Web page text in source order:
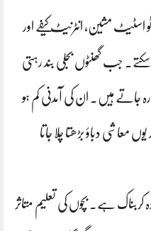
اسٹیٹ مشین، انٹرنیٹ کیفے اور
سکتے۔ جب گھنٹوں بجلی بند رہتی
رہ جاتے ہیں۔ ان کی آمدنی کم ہو
معاشی دباؤ بڑھتا چلا جاتا
ہے۔ بچوں کی تعلیم متاثر